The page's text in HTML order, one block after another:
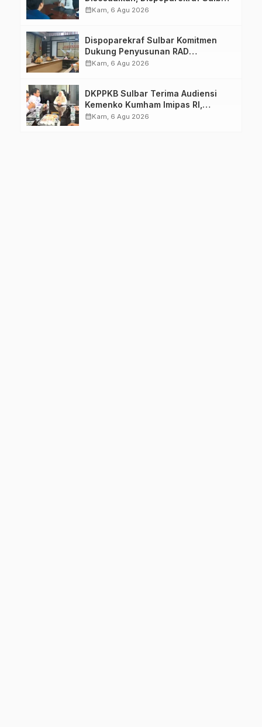
Pastikan Persiapan Tetap
calendar_monthKam, 6 Agu 2026
Dispoparekraf Sulbar Komitmen
Dukung Penyusunan RAD
TPB/SDGs Sulawesi Barat
calendar_monthKam, 6 Agu 2026
DKPPKB Sulbar Terima Audiensi
Kemenko Kumham Imipas RI,
Perkuat Pelayanan Kesehatan bagi
calendar_monthKam, 6 Agu 2026